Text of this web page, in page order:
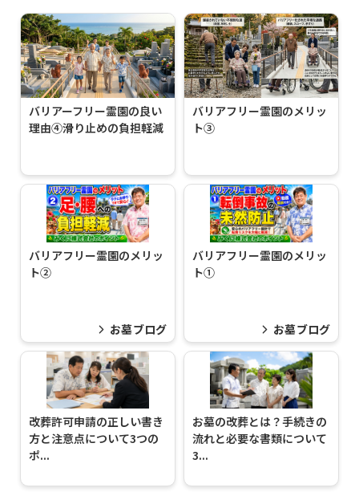
バリアーフリー霊園の良い
理由④滑り止めの負担軽減
バリアフリー霊園のメリッ
ト③
バリアフリー霊園のメリッ
ト②
お墓ブログ
バリアフリー霊園のメリッ
ト①
お墓ブログ
改葬許可申請の正しい書き
方と注意点について3つの
ポ...
お墓の改葬とは？手続きの
流れと必要な書類について
3...